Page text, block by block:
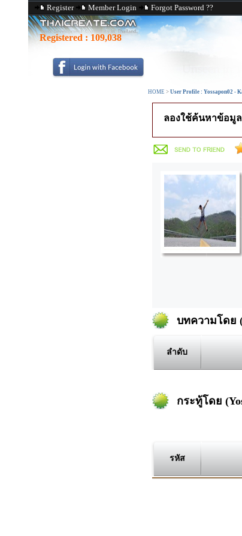
Register Member Login Forgot Password ??
Registered : 109,038
HOME > User Profile : Yossapon02 -
ลองใช้ค้นหาข้อมูล
บทความโดย (
ลำดับ
กระทู้โดย
รหัส